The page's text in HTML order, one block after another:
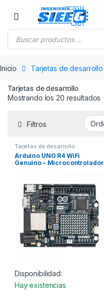
Saltar a la navegación
Saltar al contenido
Inicio Tarjetas de desarrollo
Tarjetas de desarrollo
Mostrando los 20 resultados
Filtros
Tarjetas de desarrollo
Arduino UNO R4 WiFi
Genuino – Microcontrolador
Disponibilidad:
Hay existencias